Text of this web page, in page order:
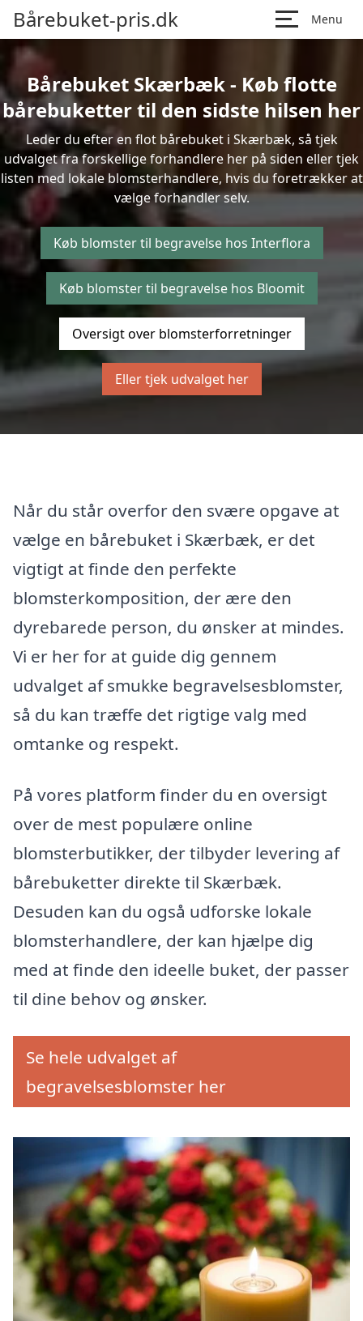
Bårebuket-pris.dk Menu
Bårebuket Skærbæk - Køb flotte
bårebuketter til den sidste hilsen her
Leder du efter en flot bårebuket i Skærbæk, så tjek
udvalget fra forskellige forhandlere her på siden eller tjek
listen med lokale blomsterhandlere, hvis du foretrækker at
vælge forhandler selv.
Køb blomster til begravelse hos Interflora
Køb blomster til begravelse hos Bloomit
Oversigt over blomsterforretninger
Eller tjek udvalget her
Når du står overfor den svære opgave at
vælge en bårebuket i Skærbæk, er det
vigtigt at finde den perfekte
blomsterkomposition, der ære den
dyrebarede person, du ønsker at mindes.
Vi er her for at guide dig gennem
udvalget af smukke begravelsesblomster,
så du kan træffe det rigtige valg med
omtanke og respekt.
På vores platform finder du en oversigt
over de mest populære online
blomsterbutikker, der tilbyder levering af
bårebuketter direkte til Skærbæk.
Desuden kan du også udforske lokale
blomsterhandlere, der kan hjælpe dig
med at finde den ideelle buket, der passer
til dine behov og ønsker.
Se hele udvalget af
begravelsesblomster her